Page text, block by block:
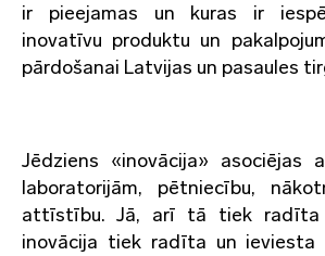
ir pieejamas un kuras ir
inovatīvu produktu un
pārdošanai Latvijas un pasaules
Jēdziens «inovācija» asociējas
laboratorijām, pētniecību,
attīstību. Jā, arī tā tiek radīta
inovācija tiek radīta un ieviesta